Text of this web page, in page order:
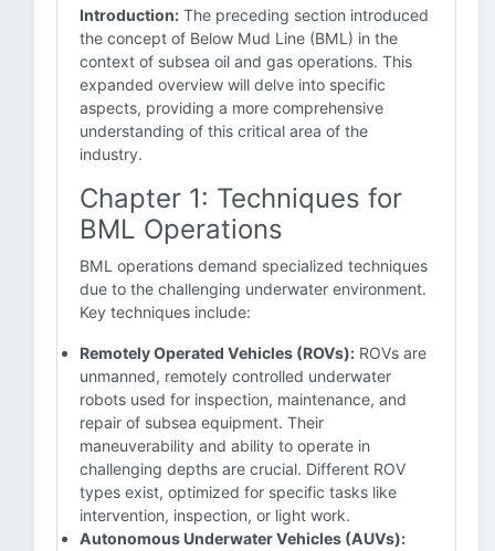
Introduction: The preceding section introduced
the concept of Below Mud Line (BML) in the
context of subsea oil and gas operations. This
expanded overview will delve into specific
aspects, providing a more comprehensive
understanding of this critical area of the
industry.
Chapter 1: Techniques for
BML Operations
BML operations demand specialized techniques
due to the challenging underwater environment.
Key techniques include:
Remotely Operated Vehicles (ROVs): ROVs are
unmanned, remotely controlled underwater
robots used for inspection, maintenance, and
repair of subsea equipment. Their
maneuverability and ability to operate in
challenging depths are crucial. Different ROV
types exist, optimized for specific tasks like
intervention, inspection, or light work.
Autonomous Underwater Vehicles (AUVs):